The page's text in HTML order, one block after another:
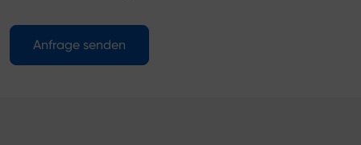
Anfrage senden